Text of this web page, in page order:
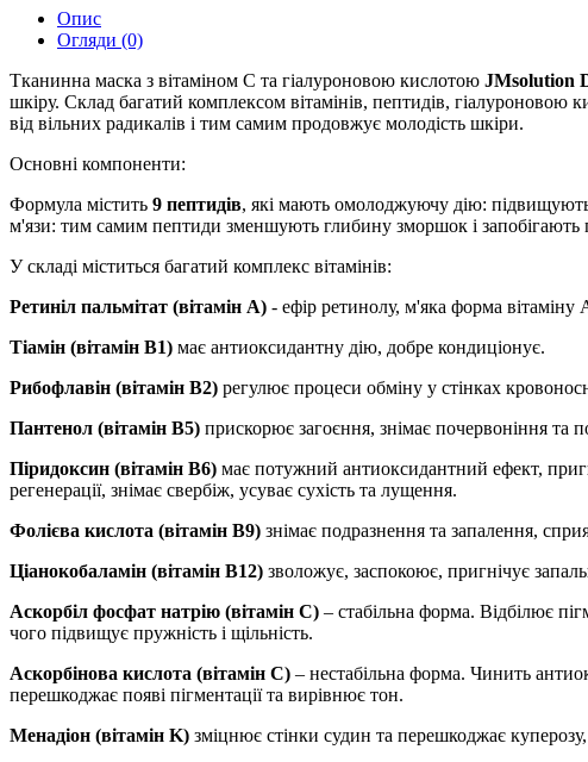
Опис
Огляди (0)
Тканинна маска з вітаміном С та гіалуроновою кислотою JMsolution
шкіру. Склад багатий комплексом вітамінів, пептидів,
від вільних радикалів і тим самим продовжує молодість шкіри.
Основні компоненти:
Формула містить 9 пептидів, які мають омолоджуючу дію: підвищують
м'язи: тим самим пептиди зменшують глибину зморшок і запобігають
У складі міститься багатий комплекс вітамінів:
Ретиніл пальмітат (вітамін A) - ефір ретинолу, м'яка форма вітаміну
Тіамін (вітамін B1) має антиоксидантну дію, добре кондиціонує.
Рибофлавін (вітамін B2) регулює процеси обміну у стінках
Пантенол (вітамін B5) прискорює загоєння, знімає почервоніння та
Піридоксин (вітамін B6) має потужний антиоксидантний ефект,
регенерації, знімає свербіж, усуває сухість та лущення.
Фолієва кислота (вітамін B9) знімає подразнення та запалення,
Ціанокобаламін (вітамін B12) зволожує, заспокоює, пригнічує
Аскорбіл фосфат натрію (вітамін C) – стабільна форма. Відбілює
чого підвищує пружність і щільність.
Аскорбінова кислота (вітамін C) – нестабільна форма. Чинить
перешкоджає появі пігментації та вирівнює тон.
Менадіон (вітамін K) зміцнює стінки судин та перешкоджає